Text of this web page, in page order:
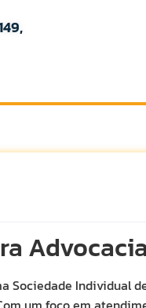
Advocacia
Sociedade Individual